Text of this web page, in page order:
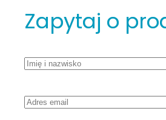
Zapytaj o